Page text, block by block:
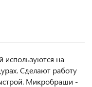
на
Сделают работу
Микробраши -